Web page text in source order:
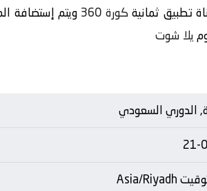
تطبيق ثمانيةكورة 360
ويتم إستضافة
يلا شوت
الدوري السعودي
21-